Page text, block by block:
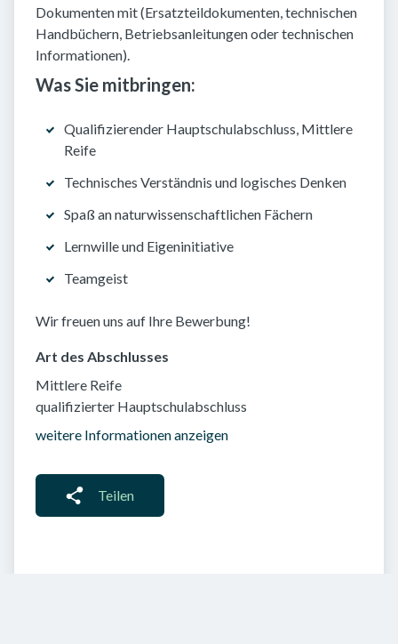
Dokumenten mit (Ersatzteildokumenten, technischen
Handbüchern, Betriebsanleitungen oder technischen
Informationen).
Was Sie mitbringen:
Qualifizierender Hauptschulabschluss, Mittlere
Reife
Technisches Verständnis und logisches Denken
Spaß an naturwissenschaftlichen Fächern
Lernwille und Eigeninitiative
Teamgeist
Wir freuen uns auf Ihre Bewerbung!
Art des Abschlusses
Mittlere Reife
qualifizierter Hauptschulabschluss
weitere Informationen anzeigen
Teilen